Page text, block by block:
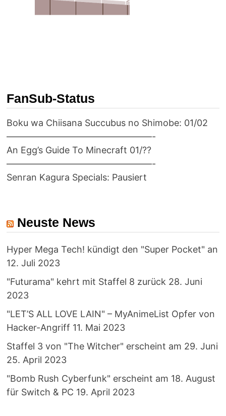
FanSub-Status
Boku wa Chiisana Succubus no Shimobe: 01/02
————————————————-
An Egg’s Guide To Minecraft 01/??
————————————————-
Senran Kagura Specials: Pausiert
Neuste News
Hyper Mega Tech! kündigt den "Super Pocket" an
12. Juli 2023
"Futurama" kehrt mit Staffel 8 zurück 28. Juni
2023
"LET’S ALL LOVE LAIN" – MyAnimeList Opfer von
Hacker-Angriff 11. Mai 2023
Staffel 3 von "The Witcher" erscheint am 29. Juni
25. April 2023
"Bomb Rush Cyberfunk" erscheint am 18. August
für Switch & PC 19. April 2023